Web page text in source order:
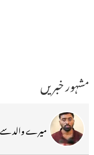
مشہور خبریں
میرے والد سے